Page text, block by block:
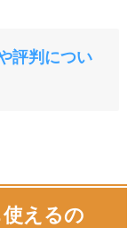
評判につい
えるの